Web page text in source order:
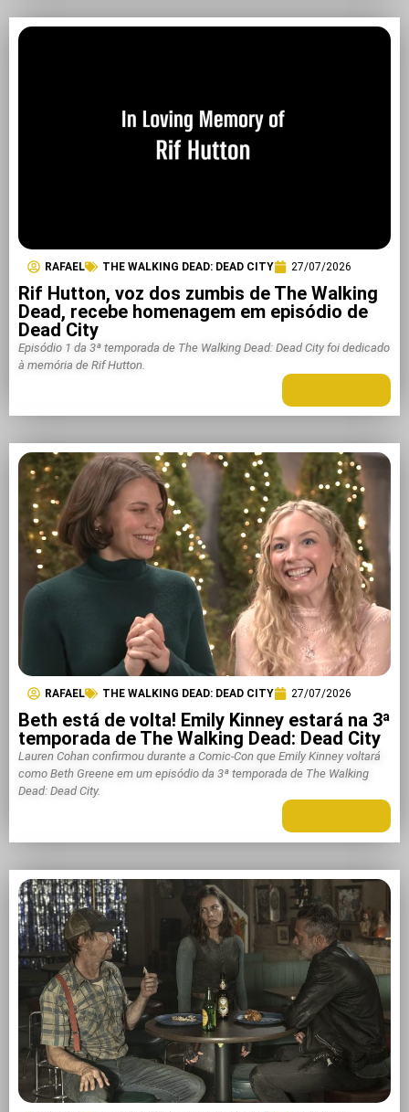
RAFAEL THE WALKING DEAD: DEAD CITY 27/07/2026
Rif Hutton, voz dos zumbis de The Walking
Dead, recebe homenagem em episódio de
Dead City
Episódio 1 da 3ª temporada de The Walking Dead: Dead City foi dedicado
à memória de Rif Hutton.
RAFAEL THE WALKING DEAD: DEAD CITY 27/07/2026
Beth está de volta! Emily Kinney estará na 3ª
temporada de The Walking Dead: Dead City
Lauren Cohan confirmou durante a Comic-Con que Emily Kinney voltará
como Beth Greene em um episódio da 3ª temporada de The Walking
Dead: Dead City.